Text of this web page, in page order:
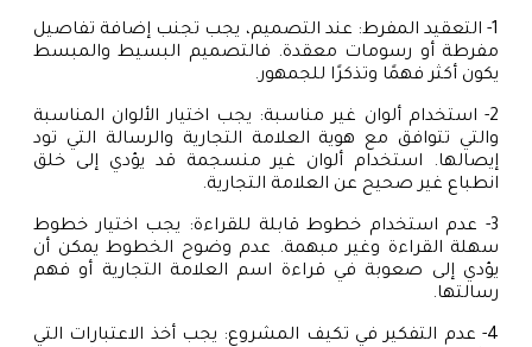
1- التعقيد المفرط: عند التصميم، يجب تجنب إضافة تفاصيل
مفرطة أو رسومات معقدة. فالتصميم البسيط والمبسط
يكون أكثر فهمًا وتذكرًا للجمهور.
2- استخدام ألوان غير مناسبة: يجب اختيار الألوان المناسبة
والتي تتوافق مع هوية العلامة التجارية والرسالة التي تود
إيصالها. استخدام ألوان غير منسجمة قد يؤدي إلى خلق
انطباع غير صحيح عن العلامة التجارية.
3- عدم استخدام خطوط قابلة للقراءة: يجب اختيار خطوط
سهلة القراءة وغير مبهمة. عدم وضوح الخطوط يمكن أن
يؤدي إلى صعوبة في قراءة اسم العلامة التجارية أو فهم
رسالتها.
4- عدم التفكير في تكيف المشروع: يجب أخذ الاعتبارات التي